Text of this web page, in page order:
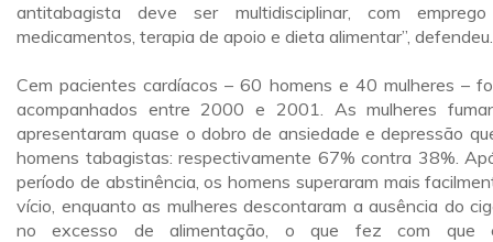
antitabagista deve ser multidisciplinar, com
medicamentos, terapia de apoio e dieta alimentar”, defendeu.
Cem pacientes cardíacos – 60 homens e 40 mulheres –
acompanhados entre 2000 e 2001. As mulheres
apresentaram quase o dobro de ansiedade e depressão
homens tabagistas: respectivamente 67% contra 38%.
período de abstinência, os homens superaram mais
vício, enquanto as mulheres descontaram a ausência do
no excesso de alimentação, o que fez com que